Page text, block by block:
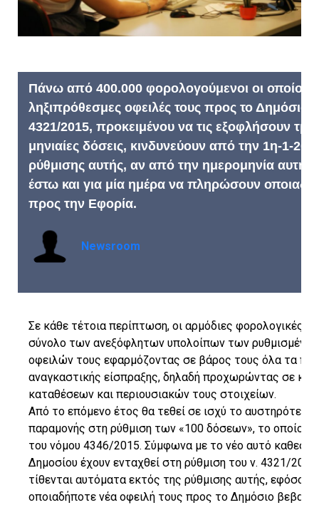
Πάνω από 400.000 φορολογούμενοι οι οποίοι
ληξιπρόθεσμες οφειλές τους προς το Δημόσιο
4321/2015, προκειμένου να τις εξοφλήσουν
μηνιαίες δόσεις, κινδυνεύουν από την 1η-1-
ρύθμισης αυτής, αν από την ημερομηνία αυτή
έστω και για μία ημέρα να πληρώσουν
προς την Εφορία.
Newsroom
Σε κάθε τέτοια περίπτωση, οι αρμόδιες φορολογικές
σύνολο των ανεξόφλητων υπολοίπων των
οφειλών τους εφαρμόζοντας σε βάρος τους όλα τα
αναγκαστικής είσπραξης, δηλαδή προχωρώντας σε
καταθέσεων και περιουσιακών τους στοιχείων.
Από το επόμενο έτος θα τεθεί σε ισχύ το
παραμονής στη ρύθμιση των «100 δόσεων», το οποίο
του νόμου 4346/2015. Σύμφωνα με το νέο αυτό
Δημοσίου έχουν ενταχθεί στη ρύθμιση του ν. 4321/2015
τίθενται αυτόματα εκτός της ρύθμισης αυτής,
οποιαδήποτε νέα οφειλή τους προς το Δημόσιο